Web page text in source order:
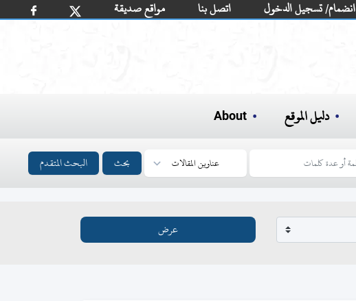
مواقع صديقة اتصل بنا انضمام/ تسجيل الدخول
دليل الموقع About
بحث البحث المتقدم